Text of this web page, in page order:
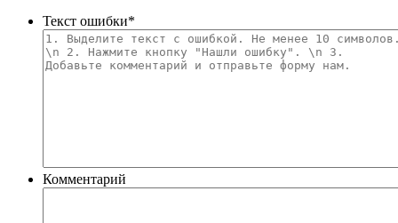
Текст ошибки*
Комментарий